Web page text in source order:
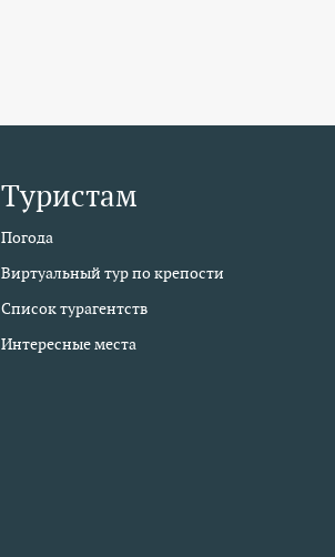
Туристам
Погода
Виртуальный тур по крепости
Список турагентств
Интересные места